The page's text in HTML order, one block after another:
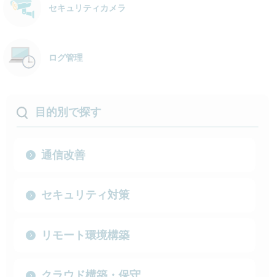
セキュリティカメラ
ログ管理
目的別で探す
通信改善
セキュリティ対策
リモート環境構築